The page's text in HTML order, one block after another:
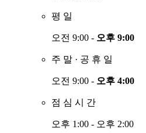
평 일
오전 9:00 - 오후 9:00
주 말 · 공 휴 일
오전 9:00 - 오후 4:00
점 심 시 간
오후 1:00 - 오후 2:00